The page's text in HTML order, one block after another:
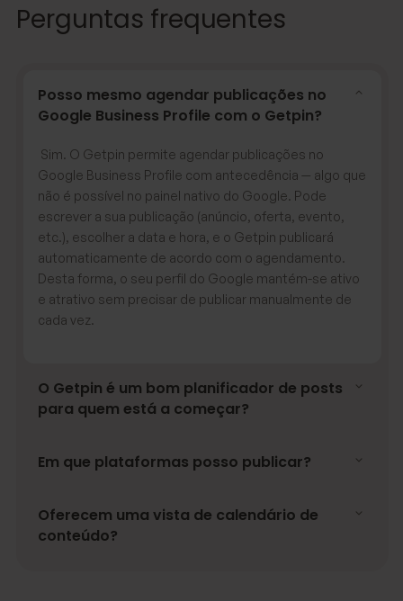
Perguntas frequentes
Posso mesmo agendar publicações no
Google Business Profile com o Getpin?
Sim. O Getpin permite agendar publicações no
Google Business Profile com antecedência — algo que
não é possível no painel nativo do Google. Pode
escrever a sua publicação (anúncio, oferta, evento,
etc.), escolher a data e hora, e o Getpin publicará
automaticamente de acordo com o agendamento.
Desta forma, o seu perfil do Google mantém-se ativo
e atrativo sem precisar de publicar manualmente de
cada vez.
O Getpin é um bom planificador de posts
para quem está a começar?
Em que plataformas posso publicar?
Oferecem uma vista de calendário de
conteúdo?